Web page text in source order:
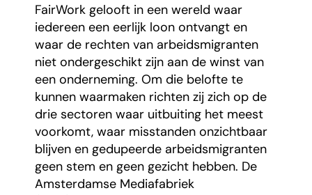
FairWork gelooft in een wereld waar
iedereen een eerlijk loon ontvangt en
waar de rechten van arbeidsmigranten
niet ondergeschikt zijn aan de winst van
een onderneming. Om die belofte te
kunnen waarmaken richten zij zich op de
drie sectoren waar uitbuiting het meest
voorkomt, waar misstanden onzichtbaar
blijven en gedupeerde arbeidsmigranten
geen stem en geen gezicht hebben. De
Amsterdamse Mediafabriek